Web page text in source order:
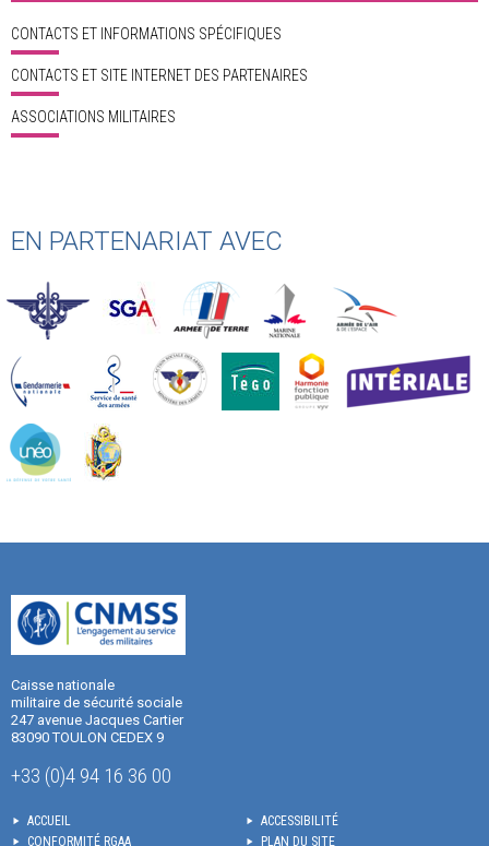
CONTACTS ET INFORMATIONS SPÉCIFIQUES
CONTACTS ET SITE INTERNET DES PARTENAIRES
ASSOCIATIONS MILITAIRES
EN PARTENARIAT AVEC
Caisse nationale
militaire de sécurité sociale
247 avenue Jacques Cartier
83090 TOULON CEDEX 9
+33 (0)4 94 16 36 00
ACCUEIL
ACCESSIBILITÉ
CONFORMITÉ RGAA
PLAN DU SITE